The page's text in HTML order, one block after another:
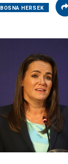
BOSNA HERSEK